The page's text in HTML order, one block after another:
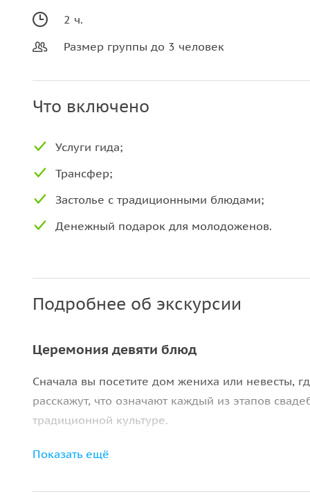
2 ч.
Размер группы до 3 человек
Что включено
Услуги гида;
Трансфер;
Застолье с традиционными блюдами;
Денежный подарок для молодоженов.
Подробнее об экскурсии
Церемония девяти блюд
Сначала вы посетите дом жениха или невесты,
расскажут, что означают каждый из этапов
традиционной культуре.
Свадебная церемония
Показать ещё